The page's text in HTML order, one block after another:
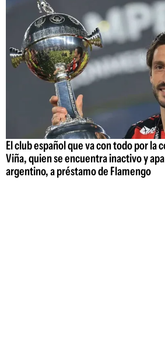
El club español que va con todo por la
Viña, quien se encuentra inactivo y
argentino, a préstamo de Flamengo